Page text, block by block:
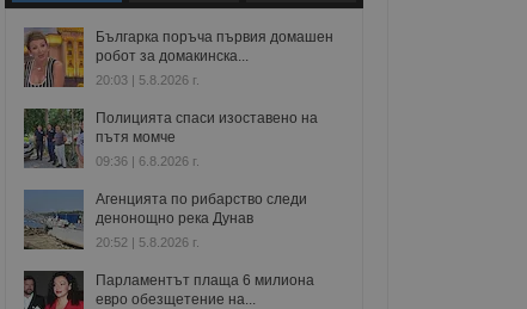
Българка поръча първия домашен
робот за домакинска...
20:03 | 5.8.2026 г.
Полицията спаси изоставено на
пътя момче
09:36 | 6.8.2026 г.
Агенцията по рибарство следи
денонощно река Дунав
20:52 | 5.8.2026 г.
Парламентът плаща 6 милиона
евро обезщетение на...